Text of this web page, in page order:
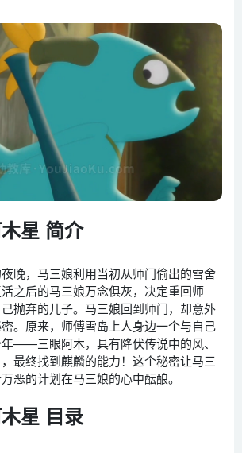
星 简介
晚，马三娘利用当初从师门偷出的雪舍
之后的马三娘万念俱灰，决定重回师
抛弃的儿子。马三娘回到师门，却意外
。原来，师傅雪岛上人身边一个与自己
——三眼阿木，具有降伏传说中的风、
最终找到麒麟的能力！这个秘密让马三
恶的计划在马三娘的心中酝酿。
星 目录